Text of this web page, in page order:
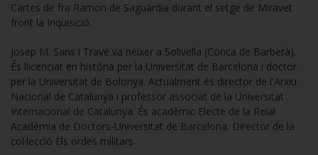
Cartes de fra Ramon de Saguàrdia durant el setge de Miravet
front la Inquisició.
Josep M. Sans i Travé va néixer a Solivella (Conca de Barberà).
És llicenciat en història per la Universitat de Barcelona i doctor
per la Universitat de Bolonya. Actualment és director de l'Arxiu
Nacional de Catalunya i professor associat de la Universitat
Internacional de Catalunya. És acadèmic Electe de la Reial
Acadèmia de Doctors-Universitat de Barcelona. Director de la
col·lecció Els ordes militars